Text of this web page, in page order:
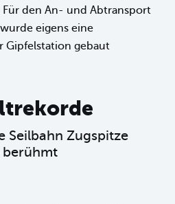
den An- und Abtransport
eigens eine
Gipfelstation gebaut
Seilbahn Zugspitze
berühmt